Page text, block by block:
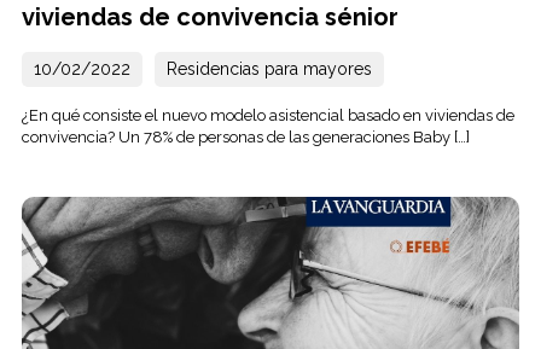
viviendas de convivencia sénior
10/02/2022 Residencias para mayores
¿En qué consiste el nuevo modelo asistencial basado en viviendas de
convivencia? Un 78% de personas de las generaciones Baby […]